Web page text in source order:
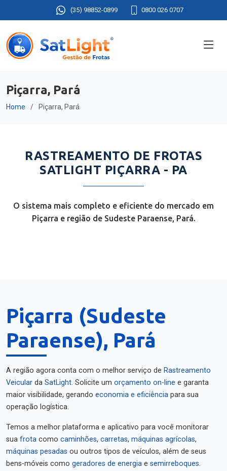
(35) 98852-0899 0800 026 0707
Piçarra, Pará
Home Piçarra, Pará
RASTREAMENTO DE FROTAS
SATLIGHT PIÇARRA - PA
O sistema mais completo e eficiente do mercado em
Piçarra e região de Sudeste Paraense, Pará.
Piçarra (Sudeste
Paraense), Pará
A região agora conta com o melhor serviço de Rastreamento
Veicular da SatLight. Solicite um orçamento on-line e garanta
maior visibilidade, gerando economia e eficiência para sua
operação logística.
Temos a melhor plataforma e aplicativo para você monitorar
sua frota como caminhões, carretas, máquinas agrícolas,
máquinas pesadas ou outros tipos de veículos, além de seus
bens-móveis como geradores de energia e semirreboques.